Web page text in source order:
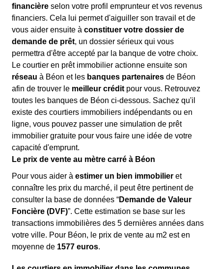
financière selon votre profil emprunteur et vos revenus
financiers. Cela lui permet d'aiguiller son travail et de
vous aider ensuite à constituer votre dossier de
demande de prêt, un dossier sérieux qui vous
permettra d'être accepté par la banque de votre choix.
Le courtier en prêt immobilier actionne ensuite son
réseau à Béon et les banques partenaires de Béon
afin de trouver le meilleur crédit pour vous. Retrouvez
toutes les banques de Béon ci-dessous. Sachez qu'il
existe des courtiers immobiliers indépendants ou en
ligne, vous pouvez passer une simulation de prêt
immobilier gratuite pour vous faire une idée de votre
capacité d'emprunt.
Le prix de vente au mètre carré à Béon
Pour vous aider à estimer un bien immobilier et
connaître les prix du marché, il peut être pertinent de
consulter la base de données “Demande de Valeur
Foncière (DVF)”. Cette estimation se base sur les
transactions immobilières des 5 dernières années dans
votre ville. Pour Béon, le prix de vente au m2 est en
moyenne de 1577 euros.